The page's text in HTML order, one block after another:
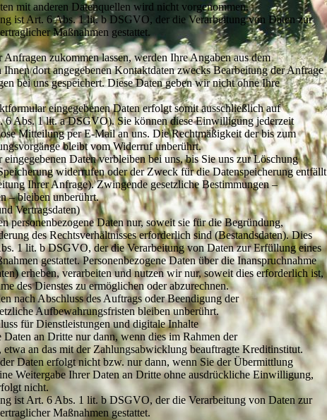
mit anderen Datenquellen wird nicht vorgenommen.
ist Art. 6 Abs. 1 lit. b DSGVO, der die Verarbeitung von Daten zur
Maßnahmen gestattet.
zukommen lassen, werden Ihre Angaben aus dem
dort angegebenen Kontaktdaten zwecks Bearbeitung der Anfrage
bei uns gespeichert. Diese Daten geben wir nicht ohne Ihre
eingegebenen Daten erfolgt somit ausschließlich auf
Abs. 1 lit. a DSGVO). Sie können diese Einwilligung jederzeit
Mitteilung per E-Mail an uns. Die Rechtmäßigkeit der bis zum
bleibt vom Widerruf unberührt.
Daten verbleiben bei uns, bis Sie uns zur Löschung
widerrufen oder der Zweck für die Datenspeicherung entfällt
Ihrer Anfrage). Zwingende gesetzliche Bestimmungen –
– bleiben unberührt.
Vertragsdaten)
personenbezogene Daten nur, soweit sie für die Begründung,
des Rechtsverhältnisses erforderlich sind (Bestandsdaten). Dies
1 lit. b DSGVO, der die Verarbeitung von Daten zur Erfüllung eines
gestattet. Personenbezogene Daten über die Inanspruchnahme
erheben, verarbeiten und nutzen wir nur, soweit dies erforderlich ist,
des Dienstes zu ermöglichen oder abzurechnen.
nach Abschluss des Auftrags oder Beendigung der
Aufbewahrungsfristen bleiben unberührt.
für Dienstleistungen und digitale Inhalte
an Dritte nur dann, wenn dies im Rahmen der
an das mit der Zahlungsabwicklung beauftragte Kreditinstitut.
Daten erfolgt nicht bzw. nur dann, wenn Sie der Übermittlung
Weitergabe Ihrer Daten an Dritte ohne ausdrückliche Einwilligung,
nicht.
ist Art. 6 Abs. 1 lit. b DSGVO, der die Verarbeitung von Daten zur
Maßnahmen gestattet.